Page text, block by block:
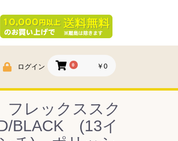
ログイン 0 ￥0
レックススク
BLACK (13イ